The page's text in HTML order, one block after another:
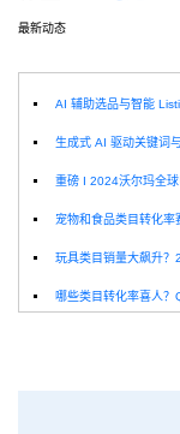
最新动态
AI 辅助选品与智能
重磅 I 2024沃尔玛全
玩具类目销量大飙升？